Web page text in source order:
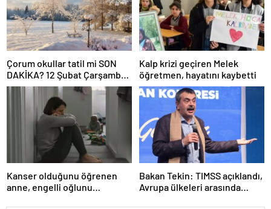
Çorum okullar tatil mi SON
DAKİKA? 12 Şubat Çarşamba
Çorum’da okul yok mu (Çorum
Valiliği Açıklaması – KAR
TATİLİ)?
Kalp krizi geçiren Melek
öğretmen, hayatını kaybetti
Kanser olduğunu öğrenen
anne, engelli oğlunu
Bakan Tekin: TIMSS açıklandı,
Avrupa ülkeleri arasında